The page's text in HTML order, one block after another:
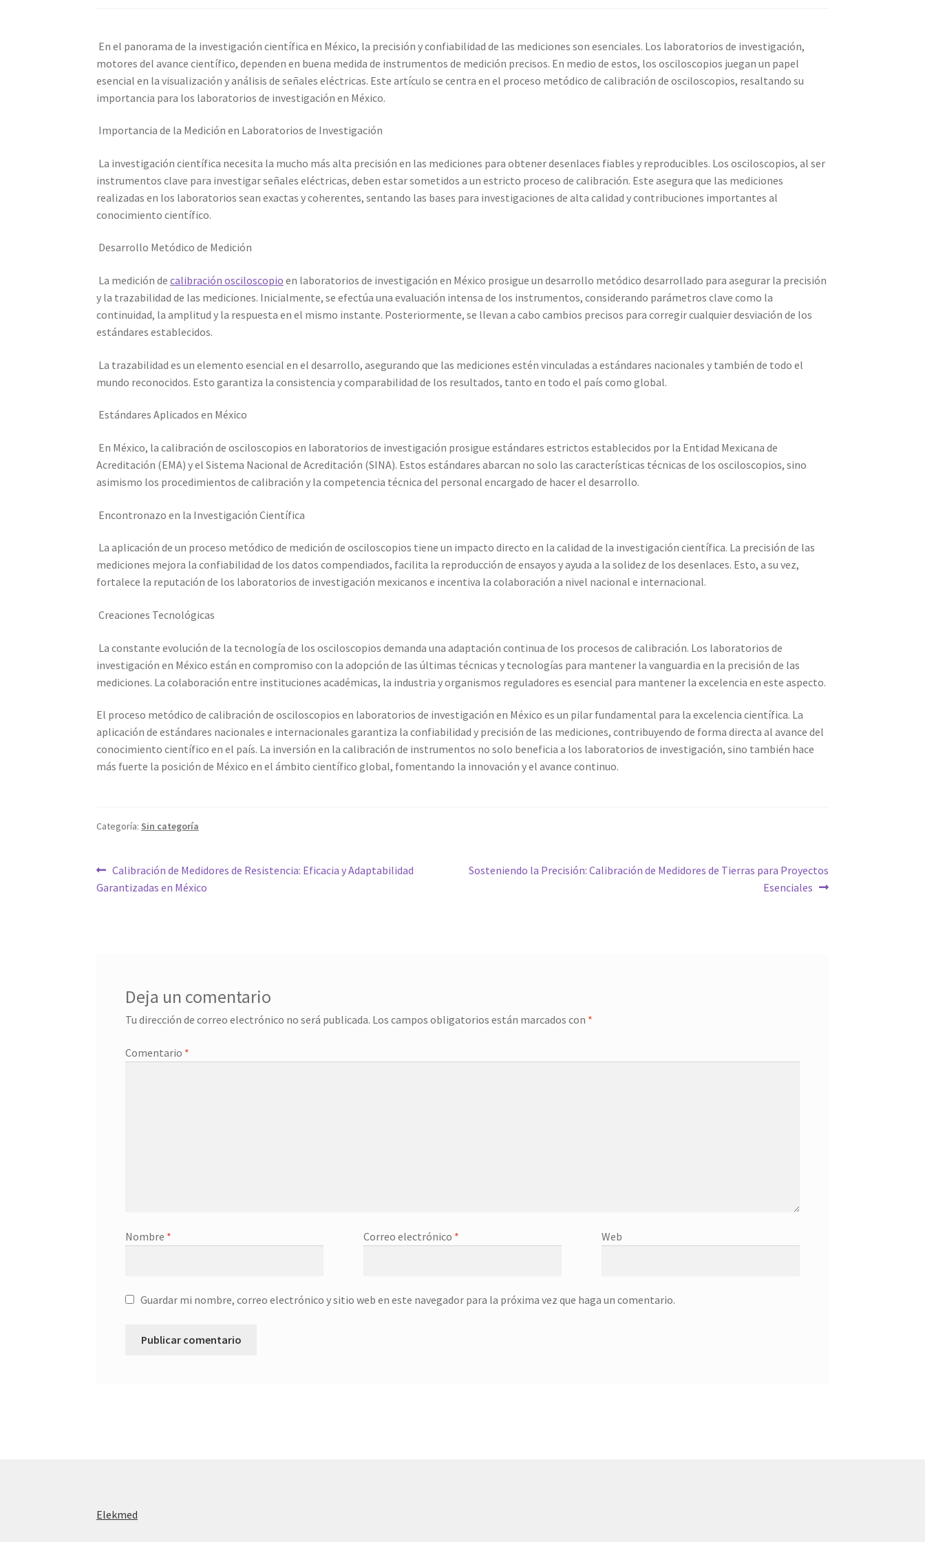
Medidor de tierras con certificado de calibración Mi cuenta Multímetro con certificado de calibración
Nuestra Misión en Elekmed México Osciloscopio con certificado de calibración
Productos calibrados con certificado de CalibraciónServicios de calibración eléctrica
Sobre Nosotros – Elekmed MéxicoSoporteTienda Trayectoria de Elekmed MéxicoVisión de Elekmed México
En el panorama de la investigación científica en México, la precisión y confiabilidad de las mediciones son esenciales. Los laboratorios de investigación,
motores del avance científico, dependen en buena medida de instrumentos de medición precisos. En medio de estos, los osciloscopios juegan un papel
esencial en la visualización y análisis de señales eléctricas. Este artículo se centra en el proceso metódico de calibración de osciloscopios, resaltando su
importancia para los laboratorios de investigación en México.
Importancia de la Medición en Laboratorios de Investigación
La investigación científica necesita la mucho más alta precisión en las mediciones para obtener desenlaces fiables y reproducibles. Los osciloscopios, al ser
instrumentos clave para investigar señales eléctricas, deben estar sometidos a un estricto proceso de calibración. Este asegura que las mediciones
realizadas en los laboratorios sean exactas y coherentes, sentando las bases para investigaciones de alta calidad y contribuciones importantes al
conocimiento científico.
Desarrollo Metódico de Medición
La medición decalibración osciloscopio en laboratorios de investigación en México prosigue un desarrollo metódico desarrollado para asegurar la precisión
y la trazabilidad de las mediciones. Inicialmente, se efectúa una evaluación intensa de los instrumentos, considerando parámetros clave como la
continuidad, la amplitud y la respuesta en el mismo instante. Posteriormente, se llevan a cabo cambios precisos para corregir cualquier desviación de los
estándares establecidos.
La trazabilidad es un elemento esencial en el desarrollo, asegurando que las mediciones estén vinculadas a estándares nacionales y también de todo el
mundo reconocidos. Esto garantiza la consistencia y comparabilidad de los resultados, tanto en todo el país como global.
Estándares Aplicados en México
En México, la calibración de osciloscopios en laboratorios de investigación prosigue estándares estrictos establecidos por la Entidad Mexicana de
Acreditación (EMA) y el Sistema Nacional de Acreditación (SINA). Estos estándares abarcan no solo las características técnicas de los osciloscopios, sino
asimismo los procedimientos de calibración y la competencia técnica del personal encargado de hacer el desarrollo.
Encontronazo en la Investigación Científica
La aplicación de un proceso metódico de medición de osciloscopios tiene un impacto directo en la calidad de la investigación científica. La precisión de las
mediciones mejora la confiabilidad de los datos compendiados, facilita la reproducción de ensayos y ayuda a la solidez de los desenlaces. Esto, a su vez,
fortalece la reputación de los laboratorios de investigación mexicanos e incentiva la colaboración a nivel nacional e internacional.
Creaciones Tecnológicas
La constante evolución de la tecnología de los osciloscopios demanda una adaptación continua de los procesos de calibración. Los laboratorios de
investigación en México están en compromiso con la adopción de las últimas técnicas y tecnologías para mantener la vanguardia en la precisión de las
mediciones. La colaboración entre instituciones académicas, la industria y organismos reguladores es esencial para mantener la excelencia en este aspecto.
El proceso metódico de calibración de osciloscopios en laboratorios de investigación en México es un pilar fundamental para la excelencia científica. La
aplicación de estándares nacionales e internacionales garantiza la confiabilidad y precisión de las mediciones, contribuyendo de forma directa al avance del
conocimiento científico en el país. La inversión en la calibración de instrumentos no solo beneficia a los laboratorios de investigación, sino también hace
más fuerte la posición de México en el ámbito científico global, fomentando la innovación y el avance continuo.
Categoría: Sin categoría
Navegación
de
Entrada
anterior:
Calibración de Medidores de Resistencia: Eficacia y Adaptabilidad
Garantizadas en México
Siguiente
Sosteniendo la Precisión: Calibración de Medidores de Tierras para Proyectos
Esenciales
Deja un comentario
Tu dirección de correo electrónico no será publicada. Los campos obligatorios están marcados con *
Comentario *
Nombre * Correo electrónico * Web
Guardar mi nombre, correo electrónico y sitio web en este navegador para la próxima vez que haga un comentario.
Elekmed